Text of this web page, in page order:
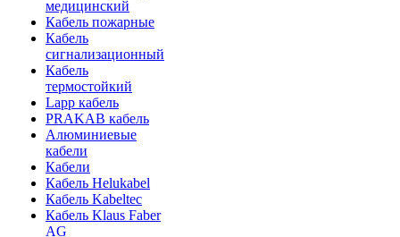
медицинский
Кабель пожарные
Кабель
сигнализационный
Кабель
термостойкий
Lapp кабель
PRAKAB кабель
Алюминиевые
кабели
Кабели
Кабель Helukabel
Кабель Kabeltec
Кабель Klaus Faber
AG